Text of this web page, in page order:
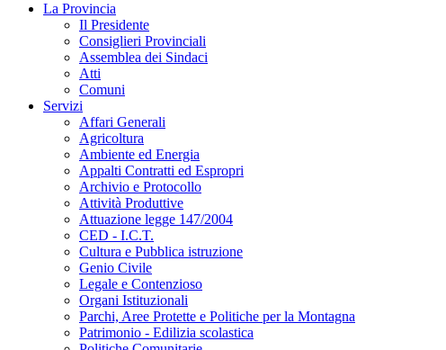
La Provincia
Il Presidente
Consiglieri Provinciali
Assemblea dei Sindaci
Atti
Comuni
Servizi
Affari Generali
Agricoltura
Ambiente ed Energia
Appalti Contratti ed Espropri
Archivio e Protocollo
Attività Produttive
Attuazione legge 147/2004
CED - I.C.T.
Cultura e Pubblica istruzione
Genio Civile
Legale e Contenzioso
Organi Istituzionali
Parchi, Aree Protette e Politiche per la Montagna
Patrimonio - Edilizia scolastica